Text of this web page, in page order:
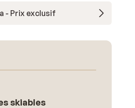
- Prix exclusif
skiables